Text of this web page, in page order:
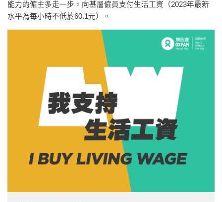
能力的僱主多走一步，向基層僱員支付生活工資（2023年最新
水平為每小時不低於60.1元）。